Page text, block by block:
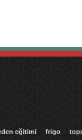
eğitimi frigo